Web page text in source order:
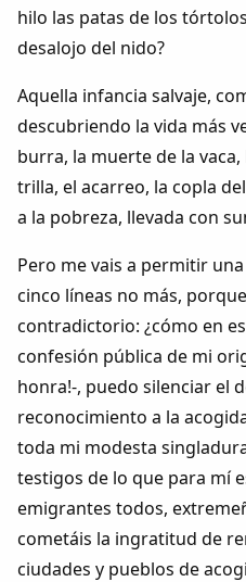
hilo las patas de los
desalojo del nido?
Aquella infancia salvaje,
descubriendo la vida más
burra, la muerte de la
trilla, el acarreo, la copla
a la pobreza, llevada con
Pero me vais a permitir
cinco líneas no más,
contradictorio: ¿cómo en
confesión pública de mi
honra!-, puedo silenciar el
reconocimiento a la
toda mi modesta
testigos de lo que para mí
emigrantes todos,
cometáis la ingratitud de
ciudades y pueblos de